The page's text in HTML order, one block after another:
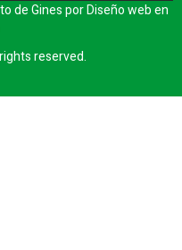
de Gines porDiseño web en
reserved.